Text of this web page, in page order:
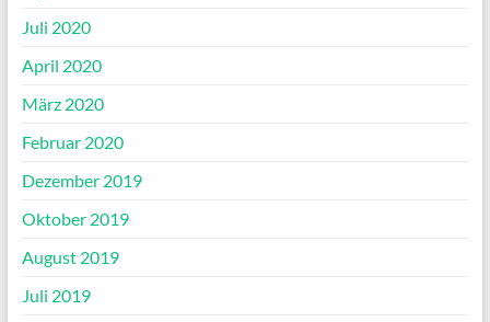
Juli 2020
April 2020
März 2020
Februar 2020
Dezember 2019
Oktober 2019
August 2019
Juli 2019